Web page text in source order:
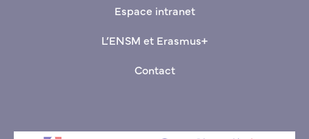
Espace intranet
L’ENSM et Erasmus+
Contact